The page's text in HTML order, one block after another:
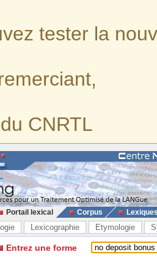
tester la
CNRTL
Portail lexical Corpus
Lexicographie Etymologie
Entrez une forme